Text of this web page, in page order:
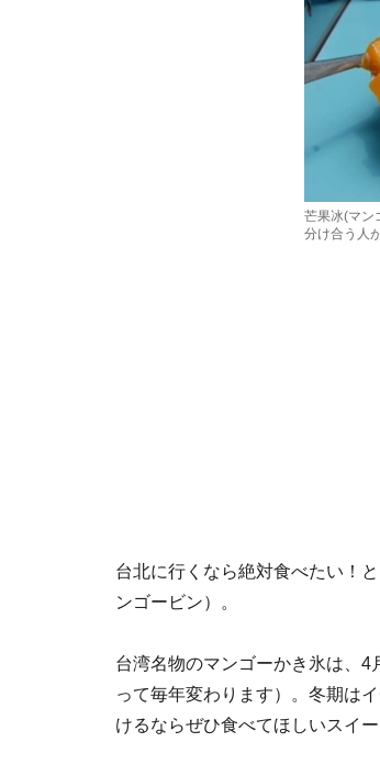
芒果冰(マン
分け合う人
台北に行くなら絶対食べたい！
ンゴービン）。
台湾名物のマンゴーかき氷は、4
って毎年変わります）。冬期は
けるならぜひ食べてほしいスイー